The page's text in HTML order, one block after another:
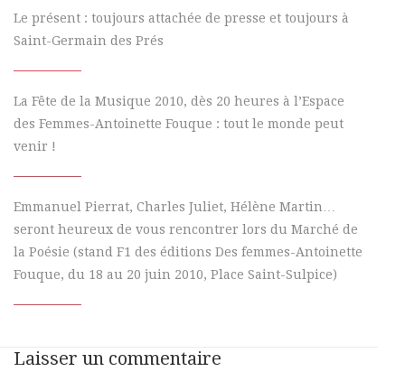
Le présent : toujours attachée de presse et toujours à
Saint-Germain des Prés
La Fête de la Musique 2010, dès 20 heures à l’Espace
des Femmes-Antoinette Fouque : tout le monde peut
venir !
Emmanuel Pierrat, Charles Juliet, Hélène Martin…
seront heureux de vous rencontrer lors du Marché de
la Poésie (stand F1 des éditions Des femmes-Antoinette
Fouque, du 18 au 20 juin 2010, Place Saint-Sulpice)
Laisser un commentaire